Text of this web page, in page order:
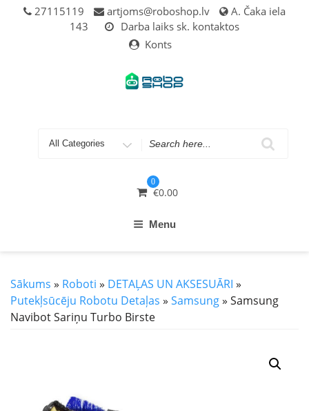
27115119 artjoms@roboshop.lv
A. Čaka iela
143
Darba laiks sk. kontaktos
Konts
Search
0
€0.00
Menu
Sākums » Roboti » DETAĻAS UN AKSESUĀRI »
Putekļsūcēju Robotu Detaļas » Samsung» Samsung
Navibot Sariņu Turbo Birste